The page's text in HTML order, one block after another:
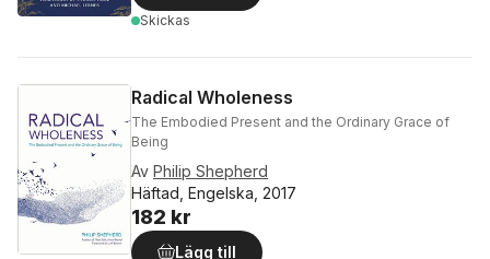
Skickas
Radical Wholeness
The Embodied Present and the Ordinary Grace of
Being
Av Philip Shepherd
Häftad, Engelska, 2017
182 kr
Lägg till